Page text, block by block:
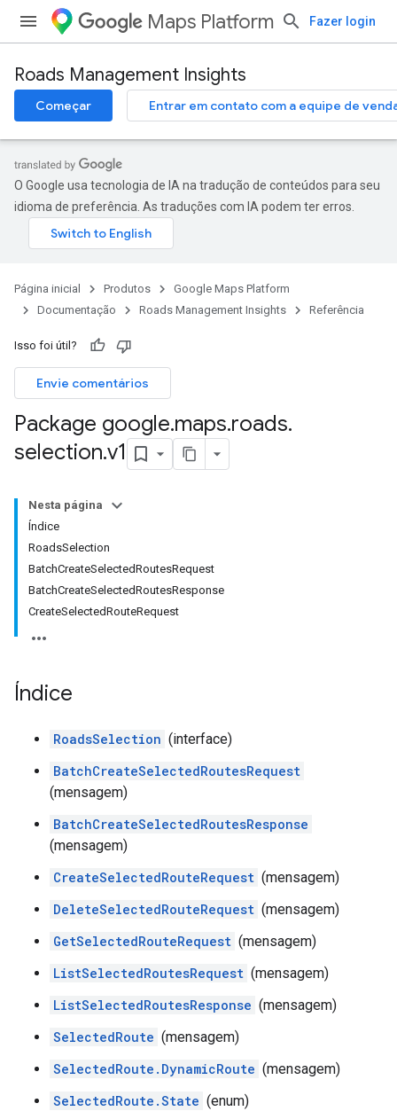
Maps Platform Fazer login
Roads Management Insights
Começar Entrar em contato com a equipe de
O Google usa tecnologia de IA na tradução de conteúdos para seu
idioma de preferência. As traduções com IA podem ter erros.
Página inicial Produtos
Google Maps Platform
Documentação
Roads Management Insights Referência
Isso foi útil?
Envie comentários
Package google.maps.roads.
selection.v1
Nesta página
Índice
RoadsSelection
BatchCreateSelectedRoutesRequest
BatchCreateSelectedRoutesResponse
CreateSelectedRouteRequest
Índice
RoadsSelection (interface)
BatchCreateSelectedRoutesRequest
(mensagem)
BatchCreateSelectedRoutesResponse
(mensagem)
CreateSelectedRouteRequest (mensagem)
DeleteSelectedRouteRequest (mensagem)
GetSelectedRouteRequest (mensagem)
ListSelectedRoutesRequest (mensagem)
ListSelectedRoutesResponse (mensagem)
SelectedRoute (mensagem)
SelectedRoute.DynamicRoute (mensagem)
SelectedRoute.State (enum)